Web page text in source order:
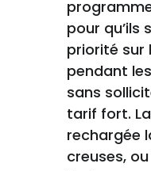
pour qu’ils
priorité sur
pendant
sans
tarif fort.
rechargée
creuses,